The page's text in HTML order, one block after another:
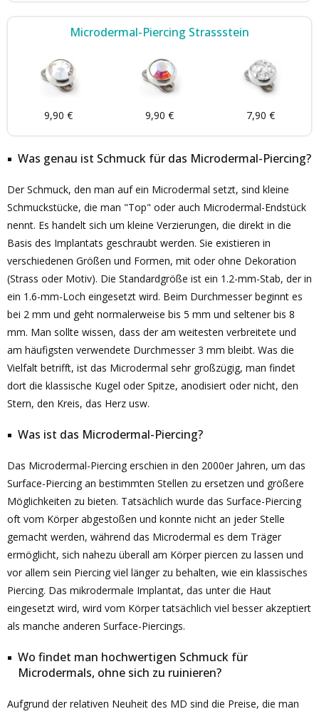
Microdermal-Piercing Strassstein
9,90 € 9,90 € 7,90 €
Was genau ist Schmuck für das Microdermal-Piercing?
Der Schmuck, den man auf ein Microdermal setzt, sind kleine
Schmuckstücke, die man "Top" oder auch Microdermal-Endstück
nennt. Es handelt sich um kleine Verzierungen, die direkt in die
Basis des Implantats geschraubt werden. Sie existieren in
verschiedenen Größen und Formen, mit oder ohne Dekoration
(Strass oder Motiv). Die Standardgröße ist ein 1.2-mm-Stab, der in
ein 1.6-mm-Loch eingesetzt wird. Beim Durchmesser beginnt es
bei 2 mm und geht normalerweise bis 5 mm und seltener bis 8
mm. Man sollte wissen, dass der am weitesten verbreitete und
am häufigsten verwendete Durchmesser 3 mm bleibt. Was die
Vielfalt betrifft, ist das Microdermal sehr großzügig, man findet
dort die klassische Kugel oder Spitze, anodisiert oder nicht, den
Stern, den Kreis, das Herz usw.
Was ist das Microdermal-Piercing?
Das Microdermal-Piercing erschien in den 2000er Jahren, um das
Surface-Piercing an bestimmten Stellen zu ersetzen und größere
Möglichkeiten zu bieten. Tatsächlich wurde das Surface-Piercing
oft vom Körper abgestoßen und konnte nicht an jeder Stelle
gemacht werden, während das Microdermal es dem Träger
ermöglicht, sich nahezu überall am Körper piercen zu lassen und
vor allem sein Piercing viel länger zu behalten, wie ein klassisches
Piercing. Das mikrodermale Implantat, das unter die Haut
eingesetzt wird, wird vom Körper tatsächlich viel besser akzeptiert
als manche anderen Surface-Piercings.
Wo findet man hochwertigen Schmuck für
Microdermals, ohne sich zu ruinieren?
Aufgrund der relativen Neuheit des MD sind die Preise, die man